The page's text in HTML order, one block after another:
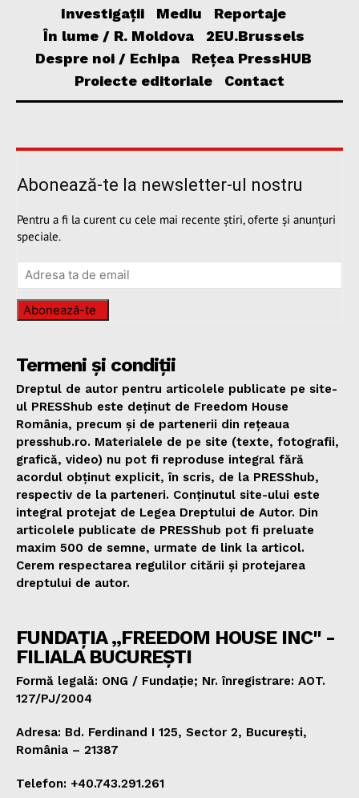
Investigații
Mediu
Reportaje
În lume / R. Moldova
2EU.Brussels
Despre noi / Echipa
Rețea PressHUB
Proiecte editoriale
Contact
Abonează-te la newsletter-ul nostru
Pentru a fi la curent cu cele mai recente știri, oferte și anunțuri
speciale.
Abonează-te
Termeni și condiții
Dreptul de autor pentru articolele publicate pe site-
ul PRESShub este deținut de Freedom House
România, precum și de partenerii din rețeaua
presshub.ro. Materialele de pe site (texte, fotografii,
grafică, video) nu pot fi reproduse integral fără
acordul obținut explicit, în scris, de la PRESShub,
respectiv de la parteneri. Conținutul site-ului este
integral protejat de Legea Dreptului de Autor. Din
articolele publicate de PRESShub pot fi preluate
maxim 500 de semne, urmate de link la articol.
Cerem respectarea regulilor citării și protejarea
dreptului de autor.
FUNDAȚIA „FREEDOM HOUSE INC" -
FILIALA BUCUREȘTI
Formă legală: ONG / Fundație; Nr. înregistrare: AOT.
127/PJ/2004
Adresa: Bd. Ferdinand I 125, Sector 2, București,
România – 21387
Telefon: +40.743.291.261